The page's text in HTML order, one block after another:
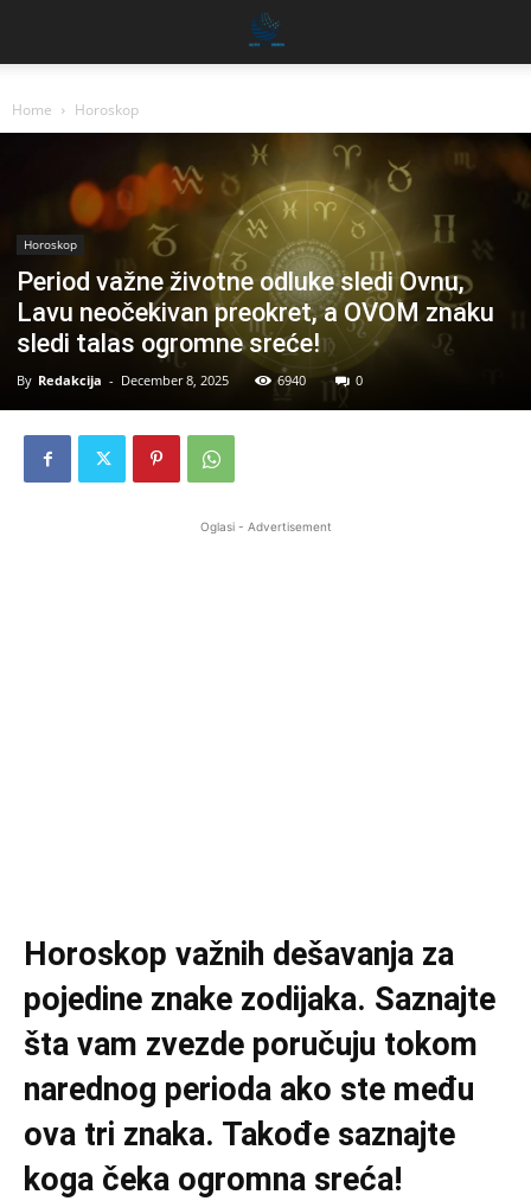
Home Horoskop
Horoskop
Period važne životne odluke sledi Ovnu,
Lavu neočekivan preokret, a OVOM znaku
sledi talas ogromne sreće!
By Redakcija - December 8, 2025 6940 0
Oglasi - Advertisement
Horoskop važnih dešavanja za
pojedine znake zodijaka. Saznajte
šta vam zvezde poručuju tokom
narednog perioda ako ste među
ova tri znaka. Takođe saznajte
koga čeka ogromna sreća!